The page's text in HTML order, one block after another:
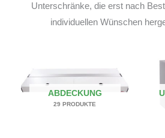
Unterschränke, die erst nach
individuellen Wünschen
ABDECKUNG
29 PRODUKTE